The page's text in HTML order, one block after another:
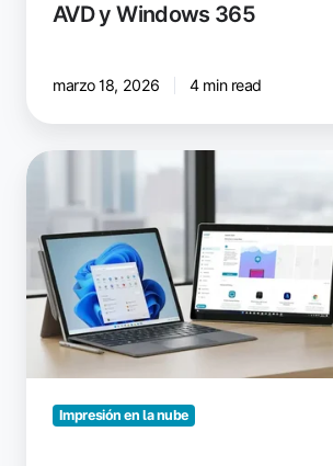
AVD y Windows 365
marzo 18, 2026 4 min read
Impresión
PC
Copilot+:
Sin
controladores
Impresión en la nube